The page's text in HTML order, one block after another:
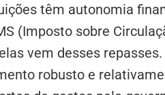
têm autonomia
(Imposto sobre
vem desses repasses.
robusto e